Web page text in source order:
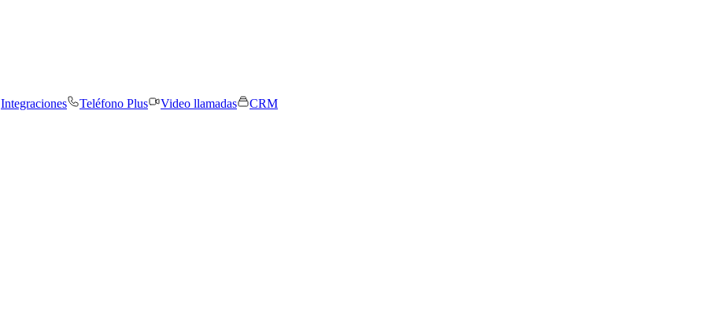
Integraciones Teléfono Plus Video llamadas
CRM